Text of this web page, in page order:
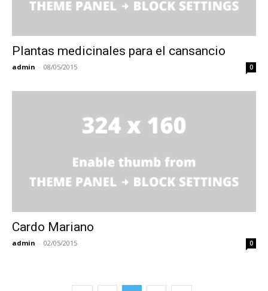
Plantas medicinales para el cansancio
admin - 08/05/2015 0
Cardo Mariano
admin - 02/05/2015 0